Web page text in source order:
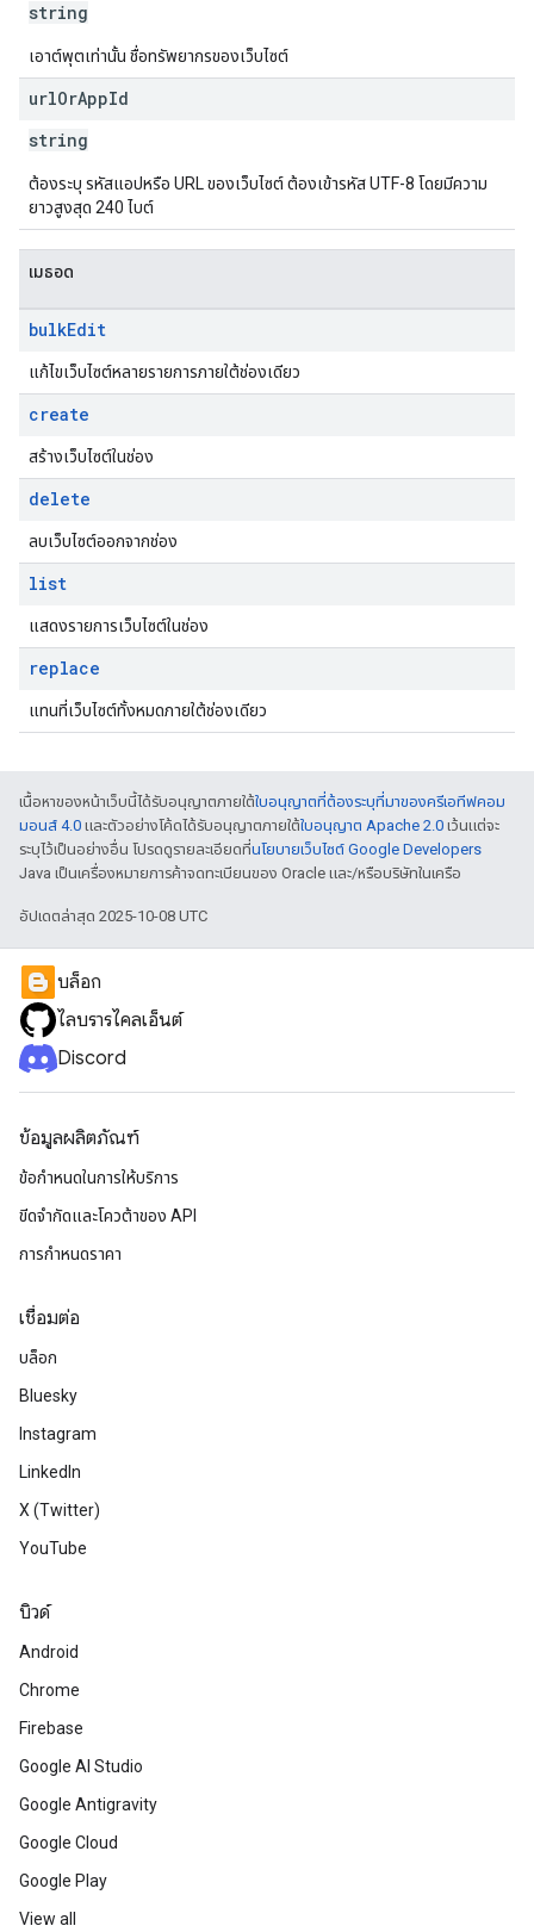
string
เอาต์พุตเท่านั้น ชื่อทรัพยากรของเว็บไซต์
urlOrAppId
string
ต้องระบุ รหัสแอปหรือ URL ของเว็บไซต์ ต้องเข้ารหัส UTF-8 โดยมีความ
ยาวสูงสุด 240 ไบต์
เมธอด
bulkEdit
แก้ไขเว็บไซต์หลายรายการภายใต้ช่องเดียว
create
สร้างเว็บไซต์ในช่อง
delete
ลบเว็บไซต์ออกจากช่อง
list
แสดงรายการเว็บไซต์ในช่อง
replace
แทนที่เว็บไซต์ทั้งหมดภายใต้ช่องเดียว
เนื้อหาของหน้าเว็บนี้ได้รับอนุญาตภายใต้ใบอนุญาตที่ต้องระบุที่มาของครีเอทีฟคอม
มอนส์ 4.0 และตัวอย่างโค้ดได้รับอนุญาตภายใต้ใบอนุญาต Apache 2.0 เว้นแต่จะ
ระบุไว้เป็นอย่างอื่น โปรดดูรายละเอียดที่นโยบายเว็บไซต์ Google Developers
Java เป็นเครื่องหมายการค้าจดทะเบียนของ Oracle และ/หรือบริษัทในเครือ
อัปเดตล่าสุด 2025-10-08 UTC
บล็อก
ไลบรารีไคลเอ็นต์
Discord
ข้อมูลผลิตภัณฑ์
ข้อกำหนดในการให้บริการ
ขีดจํากัดและโควต้าของ API
การกำหนดราคา
เชื่อมต่อ
บล็อก
Bluesky
Instagram
LinkedIn
X (Twitter)
YouTube
บิวด์
Android
Chrome
Firebase
Google AI Studio
Google Antigravity
Google Cloud
Google Play
View all